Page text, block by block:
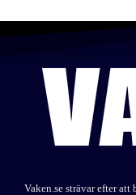
Vaken.se strävar efter